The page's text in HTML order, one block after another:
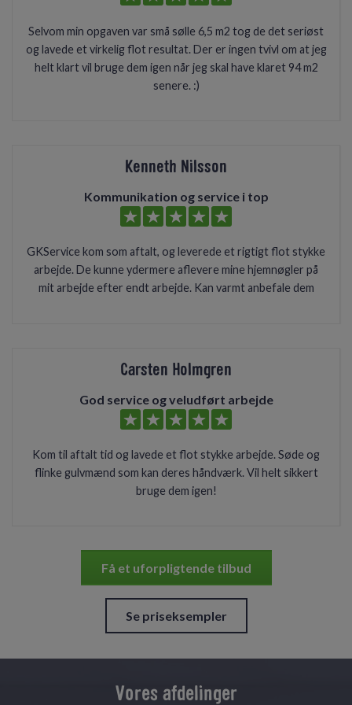
Selvom min opgaven var små sølle 6,5 m2 tog de det seriøst
og lavede et virkelig flot resultat. Der er ingen tvivl om at jeg
helt klart vil bruge dem igen når jeg skal have klaret 94 m2
senere. :)
Kenneth Nilsson
Kommunikation og service i top
GKService kom som aftalt, og leverede et rigtigt flot stykke
arbejde. De kunne ydermere aflevere mine hjemnøgler på
mit arbejde efter endt arbejde. Kan varmt anbefale dem
Carsten Holmgren
God service og veludført arbejde
Kom til aftalt tid og lavede et flot stykke arbejde. Søde og
flinke gulvmænd som kan deres håndværk. Vil helt sikkert
bruge dem igen!
Få et uforpligtende tilbud
Se priseksempler
Vores afdelinger